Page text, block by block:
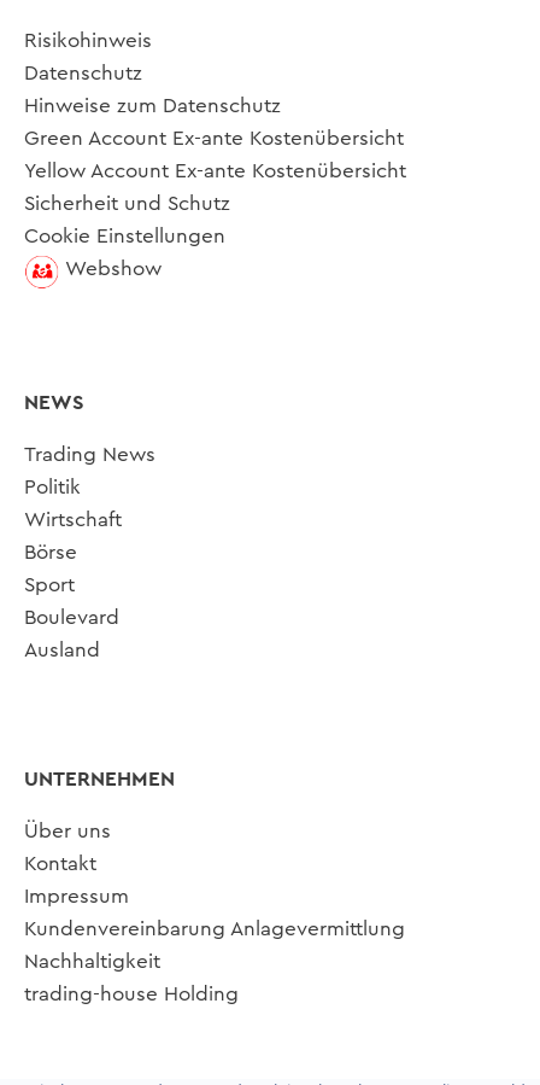
Risikohinweis
Datenschutz
Hinweise zum Datenschutz
Green Account Ex-ante Kostenübersicht
Yellow Account Ex-ante Kostenübersicht
Sicherheit und Schutz
Cookie Einstellungen
Webshow
NEWS
Trading News
Politik
Wirtschaft
Börse
Sport
Boulevard
Ausland
UNTERNEHMEN
Über uns
Kontakt
Impressum
Kundenvereinbarung Anlagevermittlung
Nachhaltigkeit
trading-house Holding